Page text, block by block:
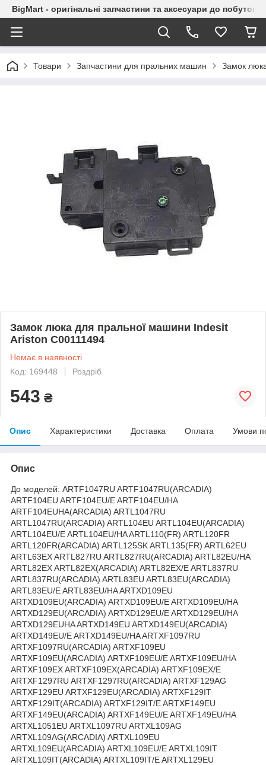
BigMart - оригінальні запчастини та аксесуари до побутової
Товари Запчастини для пральних машин Замок
Замок люка для пральної машини Indesit
Ariston C00111494
Немає в наявності
Код: 169448
Роздріб
543 ₴
Опис Характеристики Доставка Оплата Умови
Опис
До моделей: ARTF1047RU ARTF1047RU(ARCADIA)
ARTF104EU ARTF104EU/E ARTF104EU/HA
ARTF104EUHA(ARCADIA) ARTL1047RU
ARTL1047RU(ARCADIA) ARTL104EU ARTL104EU(ARCADIA)
ARTL104EU/E ARTL104EU/HA ARTL110(FR) ARTL120FR
ARTL120FR(ARCADIA) ARTL125SK ARTL135(FR) ARTL62EU
ARTL63EX ARTL827RU ARTL827RU(ARCADIA) ARTL82EU/HA
ARTL82EX ARTL82EX(ARCADIA) ARTL82EX/E ARTL837RU
ARTL837RU(ARCADIA) ARTL83EU ARTL83EU(ARCADIA)
ARTL83EU/E ARTL83EU/HA ARTXD109EU
ARTXD109EU(ARCADIA) ARTXD109EU/E ARTXD109EU/HA
ARTXD129EU(ARCADIA) ARTXD129EU/E ARTXD129EU/HA
ARTXD129EUHA ARTXD149EU ARTXD149EU(ARCADIA)
ARTXD149EU/E ARTXD149EU/HA ARTXF1097RU
ARTXF1097RU(ARCADIA) ARTXF109EU
ARTXF109EU(ARCADIA) ARTXF109EU/E ARTXF109EU/HA
ARTXF109EX ARTXF109EX(ARCADIA) ARTXF109EX/E
ARTXF1297RU ARTXF1297RU(ARCADIA) ARTXF129AG
ARTXF129EU ARTXF129EU(ARCADIA) ARTXF129IT
ARTXF129IT(ARCADIA) ARTXF129IT/E ARTXF149EU
ARTXF149EU(ARCADIA) ARTXF149EU/E ARTXF149EU/HA
ARTXL1051EU ARTXL1097RU ARTXL109AG
ARTXL109AG(ARCADIA) ARTXL109EU
ARTXL109EU(ARCADIA) ARTXL109EU/E ARTXL109IT
ARTXL109IT(ARCADIA) ARTXL109IT/E ARTXL129EU